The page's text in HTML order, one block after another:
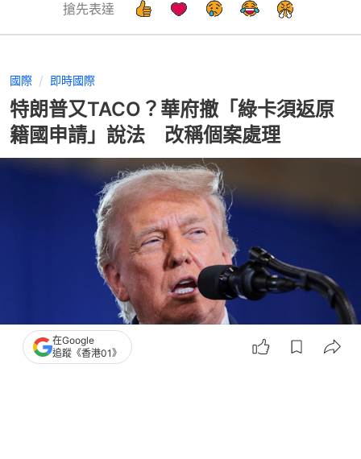
搶先表達
國際 即時國際
特朗普又TACO？華府撤「綠卡須返原
籍國申請」說法 改稱個案處理
撰文：聯合早報
在Google
追蹤《香港01》